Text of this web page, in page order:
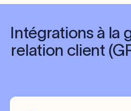
Intégrations à la
relation client